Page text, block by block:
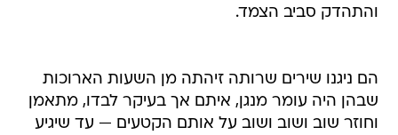
והתהדק סביב הצמד.
הם ניגנו שירים שרותה זיהתה מן השעות הארוכות
שבהן היה עומר מנגן, איתם אך בעיקר לבדו, מתאמן
וחוזר שוב ושוב ושוב על אותם הקטעים — עד שיגיע